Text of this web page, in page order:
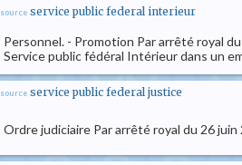
source service public federal interieur
Personnel. - Promotion Par arrêté royal
Service public fédéral Intérieur dans un
source service public federal justice
Ordre judiciaire Par arrêté royal du 26